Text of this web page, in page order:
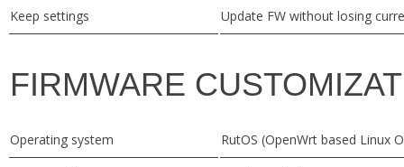
Keep settings Update FW without losing
FIRMWARE
Operating system RutOS (OpenWrt based Linux